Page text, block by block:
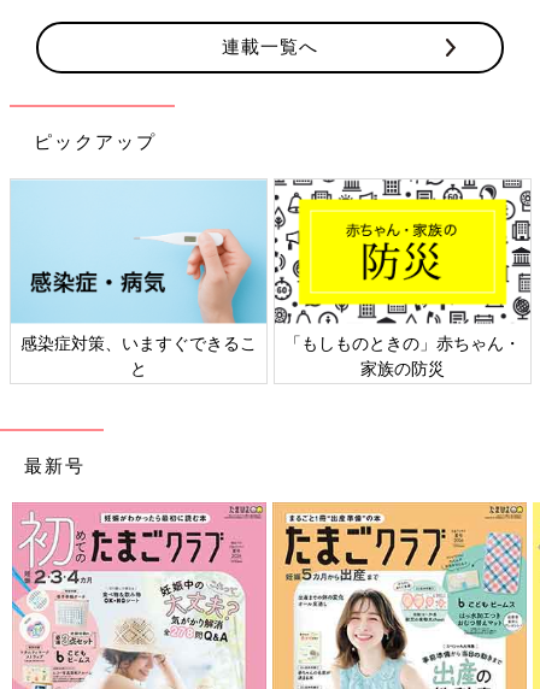
かるわけではないですが、臨月になったら今日の日付や時間を話
しかけていました。生まれてきてほしい日をおなかに話しかけた
寝かしつける時間がいとおしい
大きなパンをほおばる幼少期のころのこっちのけんとさん。
――奥さまが退院されて、赤ちゃんとの生活がスタートしてから
はどうでしたか？
連載一覧へ
ピックアップ
感染症対策、いますぐできるこ
と
「もしものときの」赤ちゃん・
家族の防災
最新号